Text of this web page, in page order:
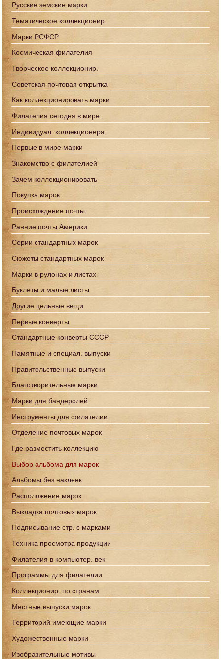
Русские земские марки
Тематическое коллекционир.
Марки РСФСР
Космическая филателия
Творческое коллекционир.
Советская почтовая открытка
Как коллекционировать марки
Филателия сегодня в мире
Индивидуал. коллекционера
Первые в мире марки
Знакомство с филателией
Зачем коллекционировать
Покупка марок
Происхождение почты
Ранние почты Америки
Серии стандартных марок
Сюжеты стандартных марок
Марки в рулонах и листах
Буклеты и малые листы
Другие цельные вещи
Первые конверты
Стандартные конверты СССР
Памятные и специал. выпуски
Правительственные выпуски
Благотворительные марки
Марки для бандеролей
Инструменты для филателии
Отделение почтовых марок
Где разместить коллекцию
Выбор альбома для марок
Альбомы без наклеек
Расположение марок
Выкладка почтовых марок
Подписывание стр. с марками
Техника просмотра продукции
Филателия в компьютер. век
Программы для филателии
Коллекционир. по странам
Местные выпуски марок
Территорий имеющие марки
Художественные марки
Изобразительные мотивы